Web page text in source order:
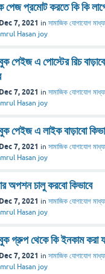
পেজ প্রমোট করতে কি কি
Dec 7, 2021 in সামাজিক যোগাযোগ
Hasan joy
পেইজ এ পোস্টের রিচ
Dec 7, 2021 in সামাজিক যোগাযোগ
Hasan joy
পেইজ এ লাইক বাড়াবো
Dec 7, 2021 in সামাজিক যোগাযোগ
Hasan joy
অপশন চালু করবো কিভাবে
Dec 7, 2021 in সামাজিক যোগাযোগ
Hasan joy
গ্রুপ থেকে কি ইনকাম করা
Dec 7, 2021 in সামাজিক যোগাযোগ
Hasan joy